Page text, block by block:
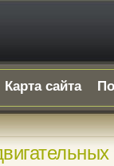
Карта сайта